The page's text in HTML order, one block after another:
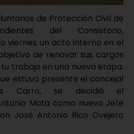
de Protección Civil de
del Consistorio,
viernes un acto interno en el
de renovar sus cargos
trabajo en una nueva etapa.
estuvo presente el concejal
Carro, se decidió el
Mata como nuevo Jefe
José Antonio Rico Ovejero